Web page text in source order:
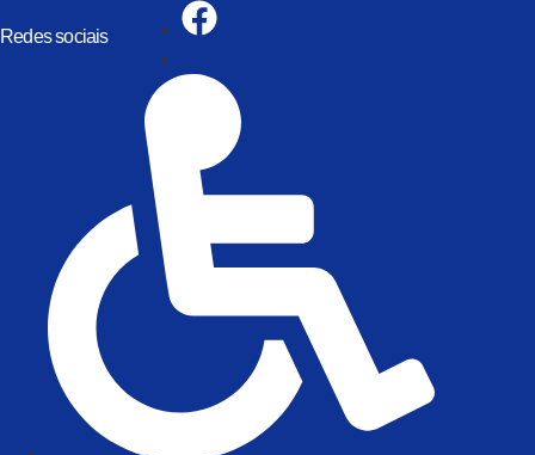
Redes sociais